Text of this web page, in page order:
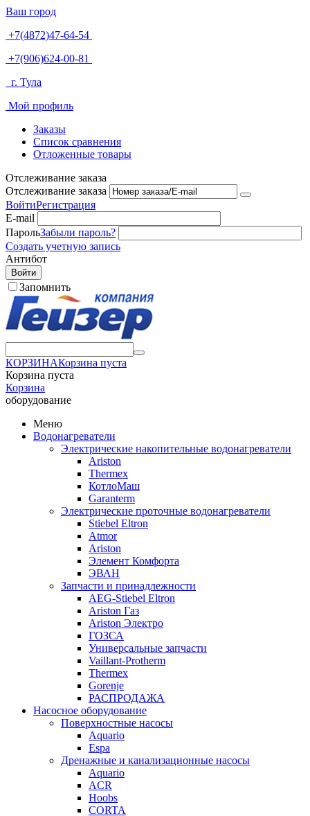
Ваш город
+7(4872)47-64-54
+7(906)624-00-81
г. Тула
Мой профиль
Заказы
Список сравнения
Отложенные товары
Отслеживание заказа
Отслеживание заказа
ВойтиРегистрация
E-mail
ПарольЗабыли пароль?
Создать учетную запись
Антибот
Войти
Запомнить
КОРЗИНАКорзина пуста
Корзина пуста
Корзина
оборудование
Меню
Водонагреватели
Электрические накопительные водонагреватели
Ariston
Thermex
КотлоМаш
Garanterm
Электрические проточные водонагреватели
Stiebel Eltron
Atmor
Ariston
Элемент Комфорта
ЭВАН
Запчасти и принадлежности
AEG-Stiebel Eltron
Ariston Газ
Ariston Электро
ГОЗСА
Универсальные запчасти
Vaillant-Protherm
Thermex
Gorenje
РАСПРОДАЖА
Насосное оборудование
Поверхностные насосы
Aquario
Espa
Дренажные и канализационные насосы
Aquario
ACR
Hoobs
CORTA